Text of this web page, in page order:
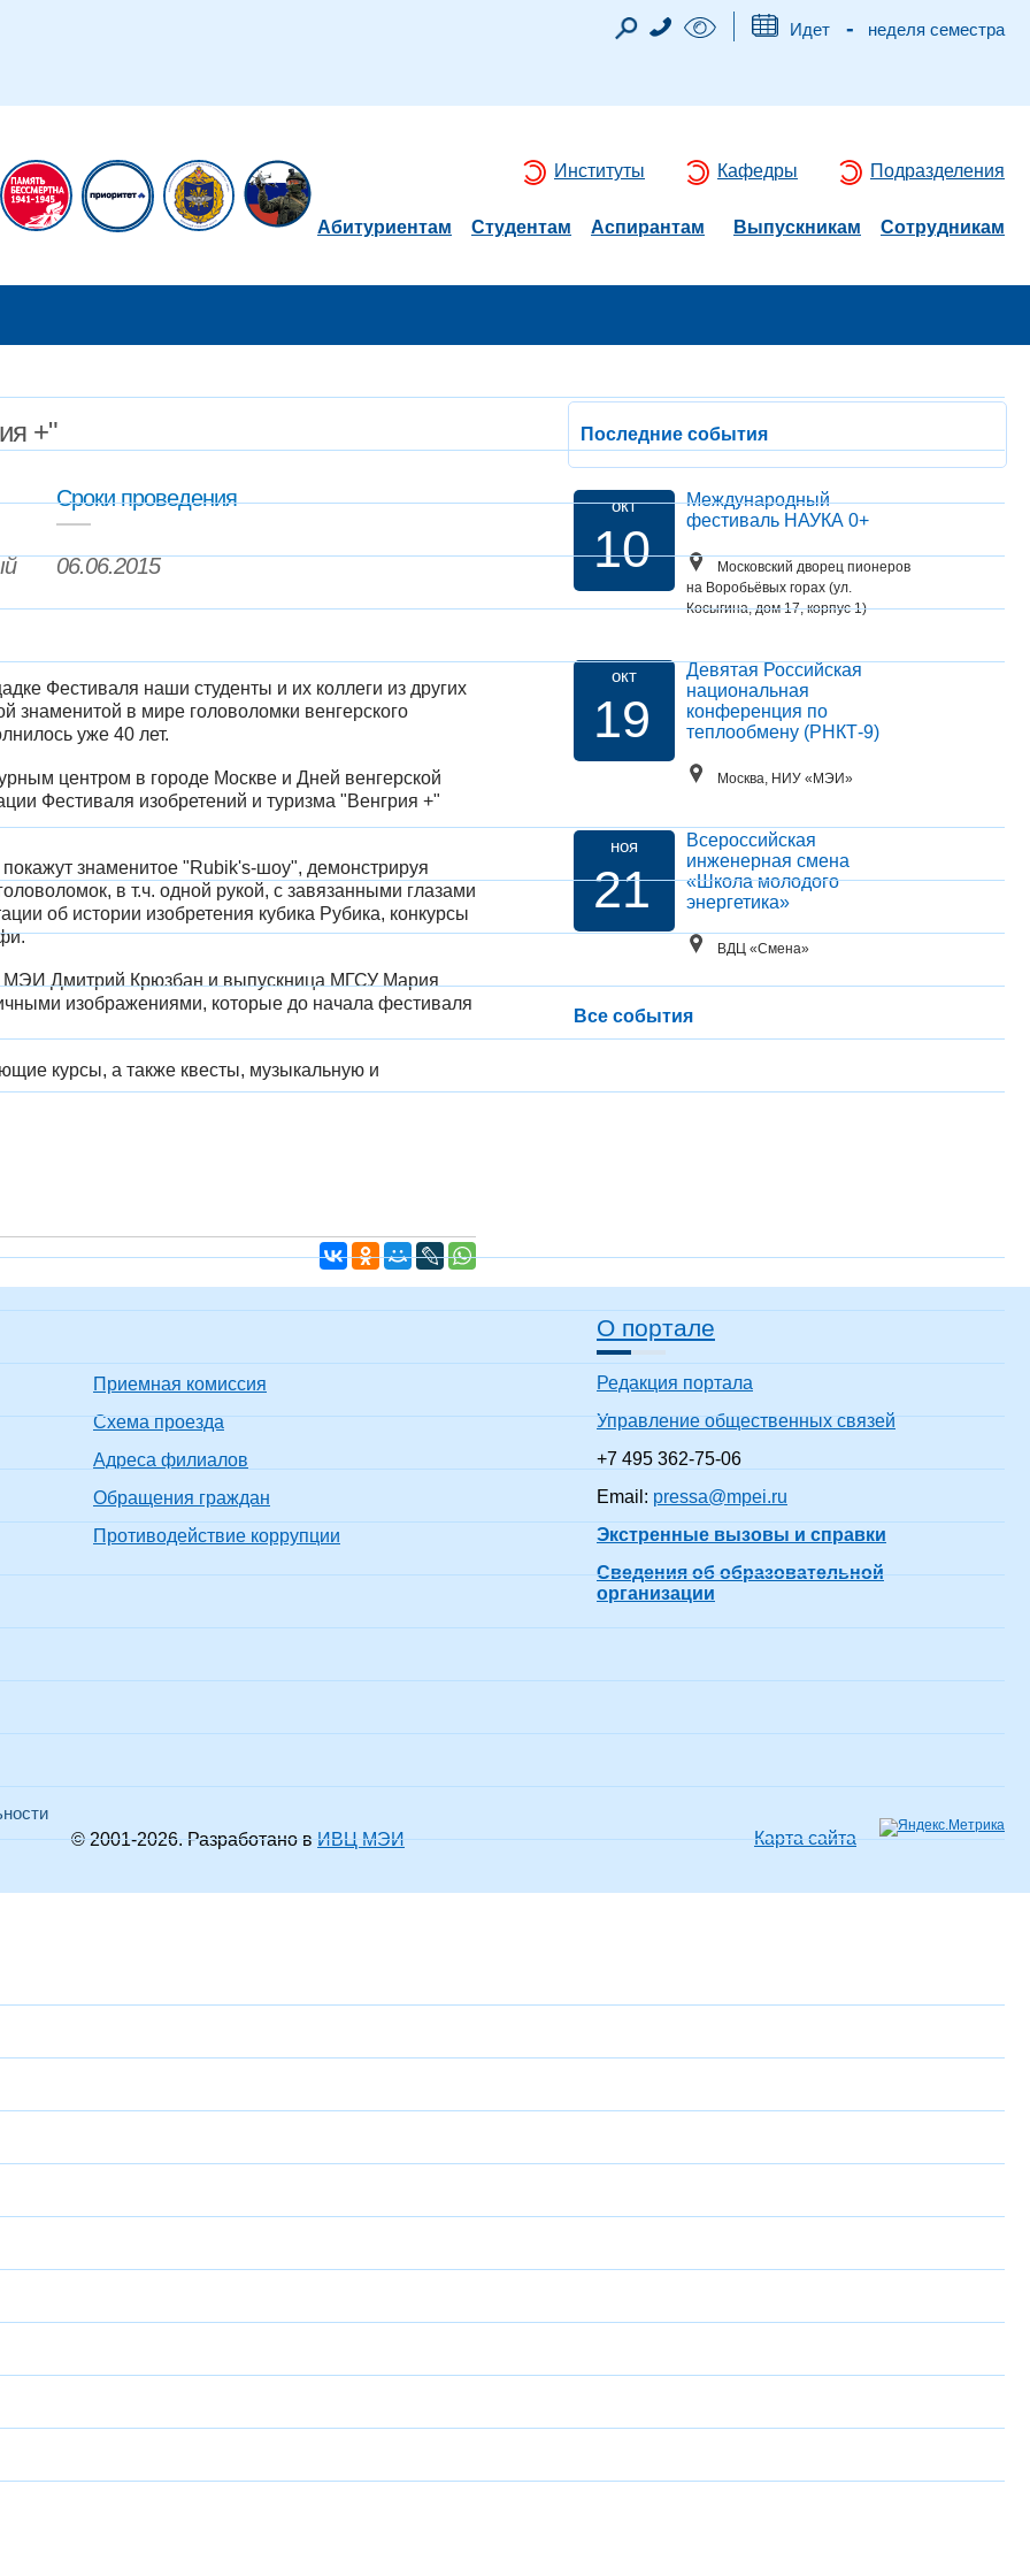
Идет - неделя семестра
Институты Кафедры Подразделения
Абитуриентам Студентам Аспирантам Выпускникам Сотрудникам
+"
Сроки проведения
06.06.2015
Фестиваля наши студенты и их коллеги из других
знаменитой в мире головоломки венгерского
уже 40 лет.
центром в городе Москве и Дней венгерской
Фестиваля изобретений и туризма "Венгрия +"
знаменитое "Rubik's-шоу", демонстрируя
в т.ч. одной рукой, с завязанными глазами
об истории изобретения кубика Рубика, конкурсы
МЭИ Дмитрий Крюзбан и выпускница МГСУ Мария
изображениями, которые до начала фестиваля
курсы, а также квесты, музыкальную и
Последние события
окт
10
Международный
фестиваль НАУКА 0+
Московский дворец пионеров
на Воробьёвых горах (ул.
Косыгина, дом 17, корпус 1)
окт
19
Девятая Российская
национальная
конференция по
теплообмену (РНКТ-9)
Москва, НИУ «МЭИ»
ноя
21
Всероссийская
инженерная смена
«Школа молодого
энергетика»
ВДЦ «Смена»
Все события
Приемная комиссия
Схема проезда
Адреса филиалов
Обращения граждан
Противодействие коррупции
О портале
Редакция портала
Управление общественных связей
+7 495 362-75-06
Email: pressa@mpei.ru
Экстренные вызовы и справки
Сведения об образовательной
организации
© 2001-2026. Разработано вИВЦ МЭИ Карта сайта